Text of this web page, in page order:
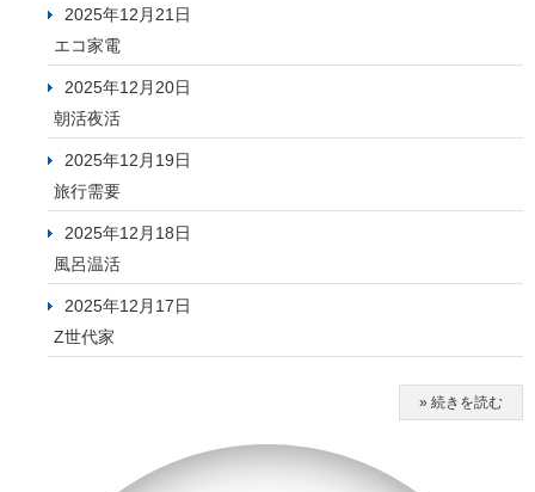
2025年12月21日
エコ家電
2025年12月20日
朝活夜活
2025年12月19日
旅行需要
2025年12月18日
風呂温活
2025年12月17日
Z世代家
» 続きを読む